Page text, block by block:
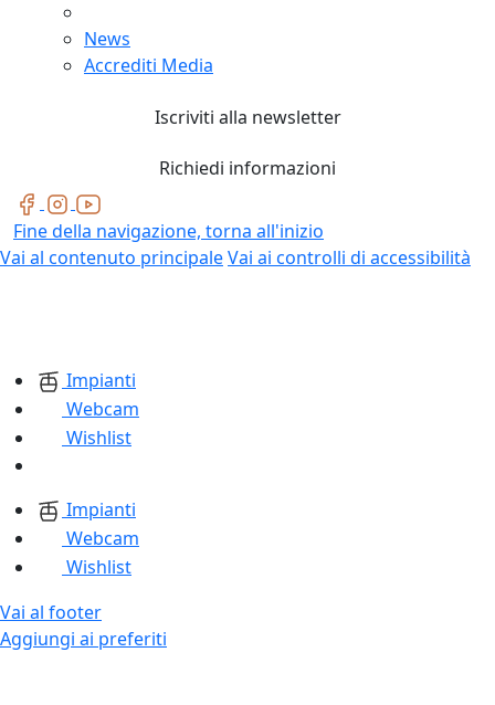
News
Accrediti Media
Iscriviti alla newsletter
Richiedi informazioni
Fine della navigazione, torna all'inizio
Vai al contenuto principaleVai ai controlli di accessibilità
Impianti
Webcam
Wishlist
Impianti
Webcam
Wishlist
Vai al footer
Aggiungi ai preferiti